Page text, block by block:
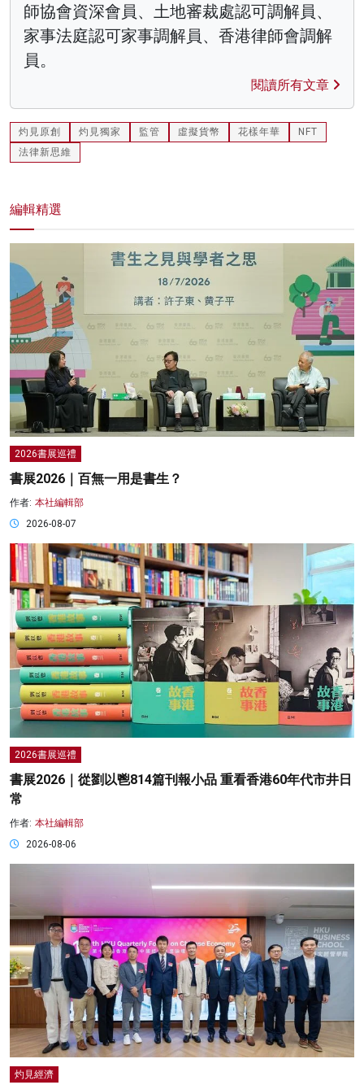
師協會資深會員、土地審裁處認可調解員、
家事法庭認可家事調解員、香港律師會調解
員。
閱讀所有文章
灼見原創 灼見獨家 監管 虛擬貨幣 花樣年華
NFT
法律新思維
編輯精選
2026書展巡禮
書展2026｜百無一用是書生？
作者: 本社編輯部
2026-08-07
2026書展巡禮
書展2026｜從劉以鬯814篇刊報小品 重看香港60年代市井日
常
作者: 本社編輯部
2026-08-06
灼見經濟